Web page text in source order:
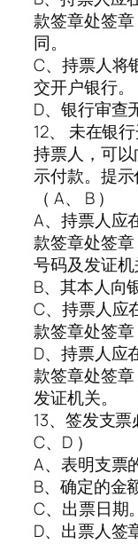
款签章处签
同。
C、持票人将
交开户银行。
D、银行审查
12、 未在银
持票人，可
示付款。提示
（ A、 B ）
A、持票人应
款签章处签章
号码及发证机
B、其本人向
C、持票人应
款签章处签章
D、持票人应
款签章处签
发证机关。
13、签发支票
C、D ）
A、表明支票
B、确定的金
C、出票日期。
D、出票人签